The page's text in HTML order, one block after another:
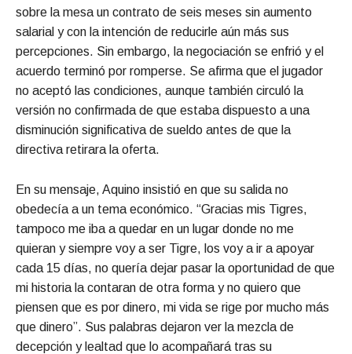
sobre la mesa un contrato de seis meses sin aumento
salarial y con la intención de reducirle aún más sus
percepciones. Sin embargo, la negociación se enfrió y el
acuerdo terminó por romperse. Se afirma que el jugador
no aceptó las condiciones, aunque también circuló la
versión no confirmada de que estaba dispuesto a una
disminución significativa de sueldo antes de que la
directiva retirara la oferta.
En su mensaje, Aquino insistió en que su salida no
obedecía a un tema económico. “Gracias mis Tigres,
tampoco me iba a quedar en un lugar donde no me
quieran y siempre voy a ser Tigre, los voy a ir a apoyar
cada 15 días, no quería dejar pasar la oportunidad de que
mi historia la contaran de otra forma y no quiero que
piensen que es por dinero, mi vida se rige por mucho más
que dinero”. Sus palabras dejaron ver la mezcla de
decepción y lealtad que lo acompañará tras su